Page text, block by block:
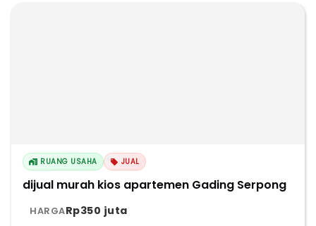
RUANG USAHA JUAL
dijual murah kios apartemen Gading Serpong
HARGARp350 juta